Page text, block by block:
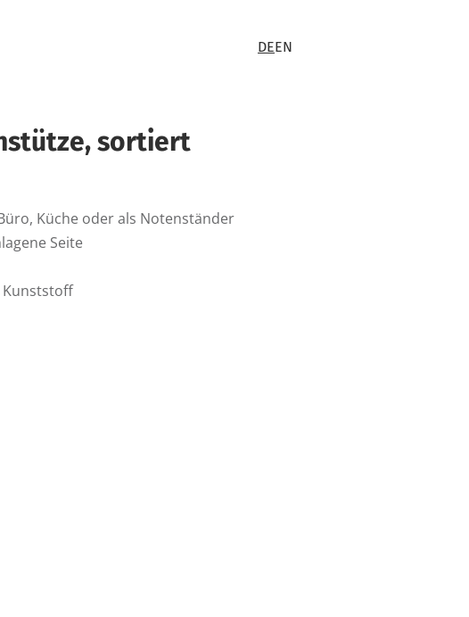
DEEN
sortiert
Küche oder als Notenständer
Seite
Kunststoff